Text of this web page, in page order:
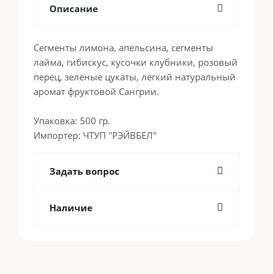
Описание
Сегменты лимона, апельсина, сегменты
лайма, гибискус, кусочки клубники, розовый
перец, зелёные цукаты, лёгкий натуральный
аромат фруктовой Сангрии.
Упаковка: 500 гр.
Импортер: ЧТУП "РЭЙВБЕЛ"
Задать вопрос
Наличие